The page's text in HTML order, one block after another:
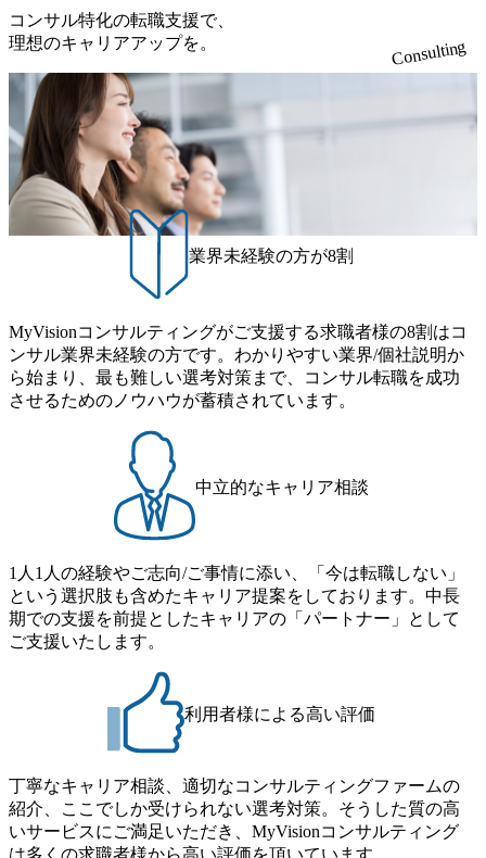
ミュニケーション能力をお持ちの方 ・最新のトレンド・テ
ーマや事例にキャッチアップし、バイタリティーを持って
向を把握し、クライアントや自社への提案などに積極的に
関わることができる方 ・スケジューリング(優先順位付け含
む)など、ビジネスベーシックスキルが習得できている方
り、クライアントとのリレーションを発展・拡大させるこ
とをミッションとする。自社へ提言の質を常に高く担保す
る責任を担う。 ● 裁量権 弊社は2019年11月に設立され、成
長期といわれるフェーズにあります。 事業・組織を拡大し
ていく時期のため、メンバーや組織がスケールしていく過
程を体感できます。 また、希望者はパートナー以外でも大
手役員の方へのセールスにも参加できる環境です。 自ら案
件を取り、プロジェクト体制を作っていくことも可能で
す。 ● 事業会社機能にも携われる 弊社にはコンサルティン
グ事業以外にもSaaSプロダクト・メディア・地方創生事業
があるため、上記事業に携わることも可能です。コンサル
タントとしての経験を活かしながら自らプロダクト開発や
自社の業務改善ができます。(希望者のみとなります) ● BIG
4・アクセンチュアをはじめとした大手外資系コンサルファ
ーム出身者が多く集まっています ● 平均年齢は35歳で、幅
広い年齢の方が活躍しています ● インダストリー・ソリュ
ーションで区切られていない組織です(ワンプール制) ● 海外
事業拠点をシンガポールに設立し、グローバル案件に対応
するコンサルティング体制を構築しています 東京都中央区
八重洲2-2-1 東京ミッドタウン八重洲 八重洲セントラルタワ
ー8階 受動喫煙対策 : 執務室内禁煙、ビル内喫煙室あり WE
B 書類選考通過後に、GAB試験に合格している方 ● テクノ
ロジーコンサルタント ・4年生大学卒業に限る ・大手総合
サルティング経験5年以上 ● 戦略コンサルタント ・4年生大
学卒業に限る ・以下のいずれかの実務経験を有する方
- MBB及び戦略ファームでのコンサルティング経験2年以
上 - BIG4のStrategy部門におけるコンサルティング経験2
プし、バイタリティーを持ってチャレンジできる方 ・自ら
コンサル業界やクライアント動向を把握し、クライアント
や自社への提案などに積極的に関わることができる方 ・ス
ケジューリング(優先順位付け含む)など、ビジネスベーシッ
クスキルが習得できている方
を上回る規模感)、営業利益率も約15％と驚異的な数字とな
っている、売上・従業員数共にこの8年間で4倍近くの成長
を遂げていることから、今後も高い成長が見込まれる 多く
の技術者を抱えており、アビームコンサルティングに続い
て日本国内2番目にSAP認定コンサルタント制度の有資格者
数が多く、特にIT領域に強みを持つ グローバルのポジショ
ンに自由に応募できる社内の転職ツール「キャリアズ・マ
ーケットプレイス」が存在し、本ツールを活用で上司の引
き留めを受けずに移動が可能である（異動者は年間約1,000
名） 残業時間や有休取得率など約10項目を数値化すること
で、実行前後で離職率を半減させることに成功した 18時以
降の会議を原則禁止としているほか、在宅勤務制度の全社
展開、ハラスメント抑止に向けた研修の拡充、社外窓口設
置など徹底的な仕組み化を推進する 育休取得率は男性6
5%、女性100%と全国平均を上回る実績を持ち、女性の管理
職率も21.8%（2023年12月時点）とフレキシブルな働き方を
提供 2026年8月22日(土) 9:00～19:30頃 ※選考会参加人数に
より変動 2026年8月7日(金) 16:00 参加予定DTE ① MRS-IMS
(旧ITXO-IMS) ② TS&T(旧TS&A) ③ CyberSecurity ④ IES ⑤ I
TS-Fukuoka ⑥ AMS-PRD ⑦ AMS-H&PS オンライン (Teams)
来黒字を維持し、急成長中でありながら安定した事業を展
開し、高い安定性を持つ企業へと成長している 10年後に1兆
円を目指す日本にもなかなかないメガベンチャー。創業か
ら黒字経営。年間130%成長 https://storage.googleapis.com/our-
vision-production.appspot.com/public/images/20251030164405_5c
527843-d227-4df8-b86c-5587f843fdf6_1200x471.webp https://stor
age.googleapis.com/our-vision-production.appspot.com/public/imag
es/20251030164946_dc0888f6-0539-4887-84d7-34c8d8544226_1
200x666.webp 年間100億円規模の投資の元、10以上もの新規
事業を立ち上げているため様々な業界を経験することが可
能 社内転職が活発であり、多様なスキルを1社で身に着ける
ことが可能 事業開発・運用を内包かする「オールインハウ
ス」型の組織体。社内スカウトや社内公募制度を用いて主
体的かつ柔軟なキャリア形成が可能。 https://storage.googleap
165942_70f09968-1b27-43e6-b849-1cd107c4f488_1200x698.web
p ## 働き方／WLB／待遇 内装8億円超のかっこいいオフィ
スがあり、 働き甲斐のあるランキング、新卒注目ランキン
グ受賞歴多数 あえての未上場であり株主からの圧力がない
的な成長を若手に任せられる環境 対面でのコミュニケーシ
ョンメリットを重視するため出社勤務。1日の労働時間平均
9.2時間、有休消化率81%(2024年度の年間データ、エンジニ
ア組織） 2026年8月22日(土) 10:00～最長16:00 2026年8月10
日(月) 16:00 ※応募者が定員を上回る場合は、厳正なる審査
の上参加者を決定させていただきます。ご了承ください。
● 当日の流れ 受付 → 会社説明会 → 面接(会社説明会終了
後、随時ご案内) ※全てリモートにて実施します。 ※参加
される方に個別に当日の面接案内をお送りいたします。 ※
通常の選考フローと異なり、事前に適性検査をご受検いた
だきます。 ● 詳細 デジタルイノベーション事業部でのポジ
ションサーチになります。 ご経験やスキル、そして適性や
志向性に合わせて、以下のいずれかの役割でご活躍いただ
きます。 ※本求人はレバテック株式会社の雇用となりま
す。 ＜ITコンサルタント＞ Webアプリケーション、SaaS系
の領域において、大手・ベンチャー・スタートアップ企業
に対する課題解決支援を行います。 直近の案件では、大規
コンサル特化の転職支援で、
理想のキャリアアップを。
Consulting
業界未経験の方が8割
MyVisionコンサルティングがご支援する求職者様の8割はコ
ンサル業界未経験の方です。わかりやすい業界/個社説明か
ら始まり、最も難しい選考対策まで、コンサル転職を成功
させるためのノウハウが蓄積されています。
中立的なキャリア相談
1人1人の経験やご志向/ご事情に添い、「今は転職しない」
という選択肢も含めたキャリア提案をしております。中長
期での支援を前提としたキャリアの「パートナー」として
ご支援いたします。
利用者様による高い評価
丁寧なキャリア相談、適切なコンサルティングファームの
紹介、ここでしか受けられない選考対策。そうした質の高
いサービスにご満足いただき、MyVisionコンサルティング